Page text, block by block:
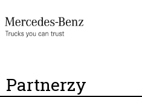
Partnerzy